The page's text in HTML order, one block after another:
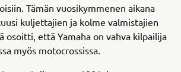
Tämän vuosikymmenen aikana
kuljettajien ja kolme valmistajien
osoitti, että Yamaha on vahva kilpailija
myös motocrossissa.